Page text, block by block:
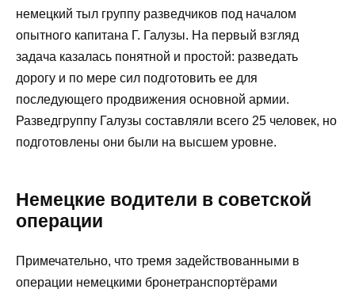
немецкий тыл группу разведчиков под началом
опытного капитана Г. Галузы. На первый взгляд
задача казалась понятной и простой: разведать
дорогу и по мере сил подготовить ее для
последующего продвижения основной армии.
Разведгруппу Галузы составляли всего 25 человек, но
подготовлены они были на высшем уровне.
Немецкие водители в советской
операции
Примечательно, что тремя задействованными в
операции немецкими бронетранспортёрами